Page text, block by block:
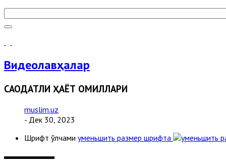
Видеолавҳалар
САОДАТЛИ ҲАЁТ ОМИЛЛАРИ
muslim.uz
- Дек 30, 2023
Шрифт ўлчами уменьшить размер шрифта